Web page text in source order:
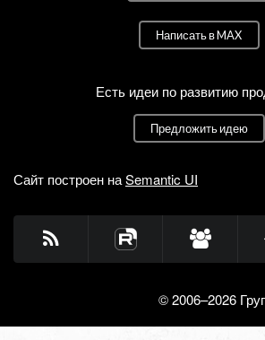
Написать в MAX
Есть идеи по развитию
Предложить идею
Сайт построен наSemantic UI
© 2006–2026